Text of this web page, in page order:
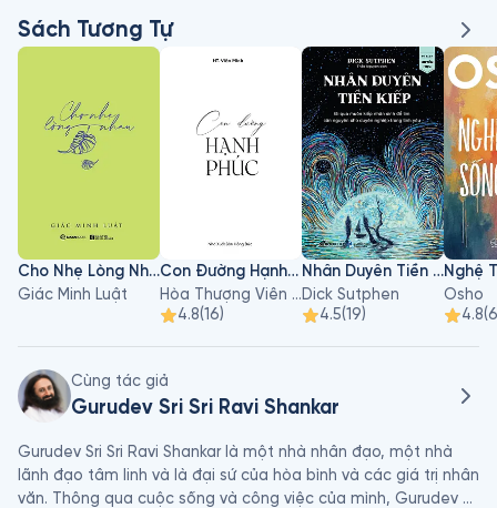
Sách Tương Tự
Cho Nhẹ Lòng Nhau
Giác Minh Luật
Con Đường Hạnh Phúc
Hòa Thượng Viên Minh
4.8(16)
Nhân Duyên Tiền Kiếp
Dick Sutphen
4.5(19)
Osho
4.8(
Cùng tác giả
Gurudev Sri Sri Ravi Shankar
Gurudev Sri Sri Ravi Shankar là một nhà nhân đạo, một nhà
lãnh đạo tâm linh và là đại sứ của hòa bình và các giá trị nhân
văn. Thông qua cuộc sống và công việc của mình, Gurudev